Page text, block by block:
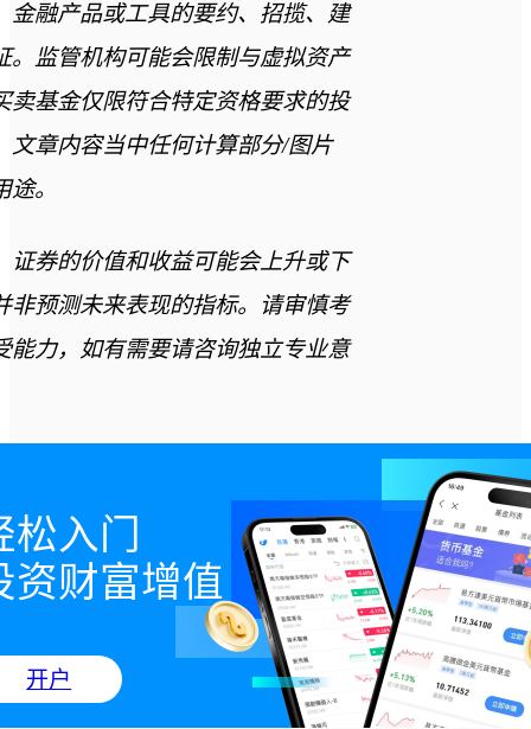
金融产品或工具的要约、招揽、建
。监管机构可能会限制与虚拟资产
卖基金仅限符合特定资格要求的投
文章内容当中任何计算部分/图片
。
证券的价值和收益可能会上升或下
非预测未来表现的指标。请审慎考
能力，如有需要请咨询独立专业意
松入门
资财富增值
开户